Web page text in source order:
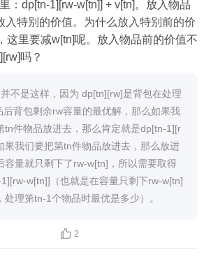
dp[j] = max(dp[j], dp[j-stones[i]] + stones[i])
1
- dp[-1] - dp[-1]
：dp[tn-1][rw-w[tn]] + v[tn]。放入物品
入特别的价值。为什么放入特别前的价
这里要减w[tn]呢。放入物品前的价值不
吗？
不是这样，因为 dp[tn][rw]是背包在处理
后背包剩余rw容量的最优解，那么如果我
tn件物品放进去，那么肯定就是dp[tn-1][r
果我们要把第tn件物品放进去，那么放进
容量就只剩下了rw-w[tn]，所以需要取得
w[tn]]（也就是在容量只剩下rw-w[tn]
处理第tn-1个物品时最优是多少）。
 2